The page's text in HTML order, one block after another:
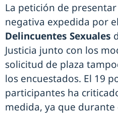
La petición de
negativa expedida por el
Delincuentes Sexuales
Justicia junto con los
solicitud de plaza
los encuestados. El 19
participantes ha
medida, ya que